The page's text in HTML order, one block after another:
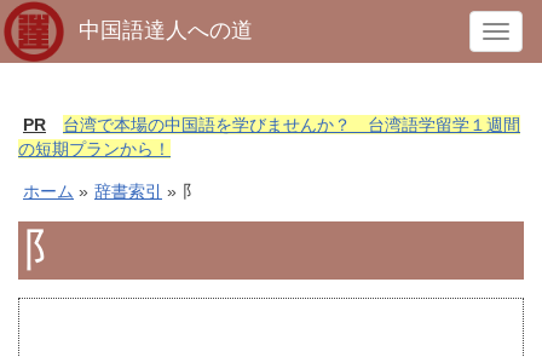
T
o
g
i
中国語達人への道
PR
台湾で本場の中国語を学びませんか？ 台湾語学留学１週間
の短期プランから！
ホーム » 辞書索引 » 阝
阝